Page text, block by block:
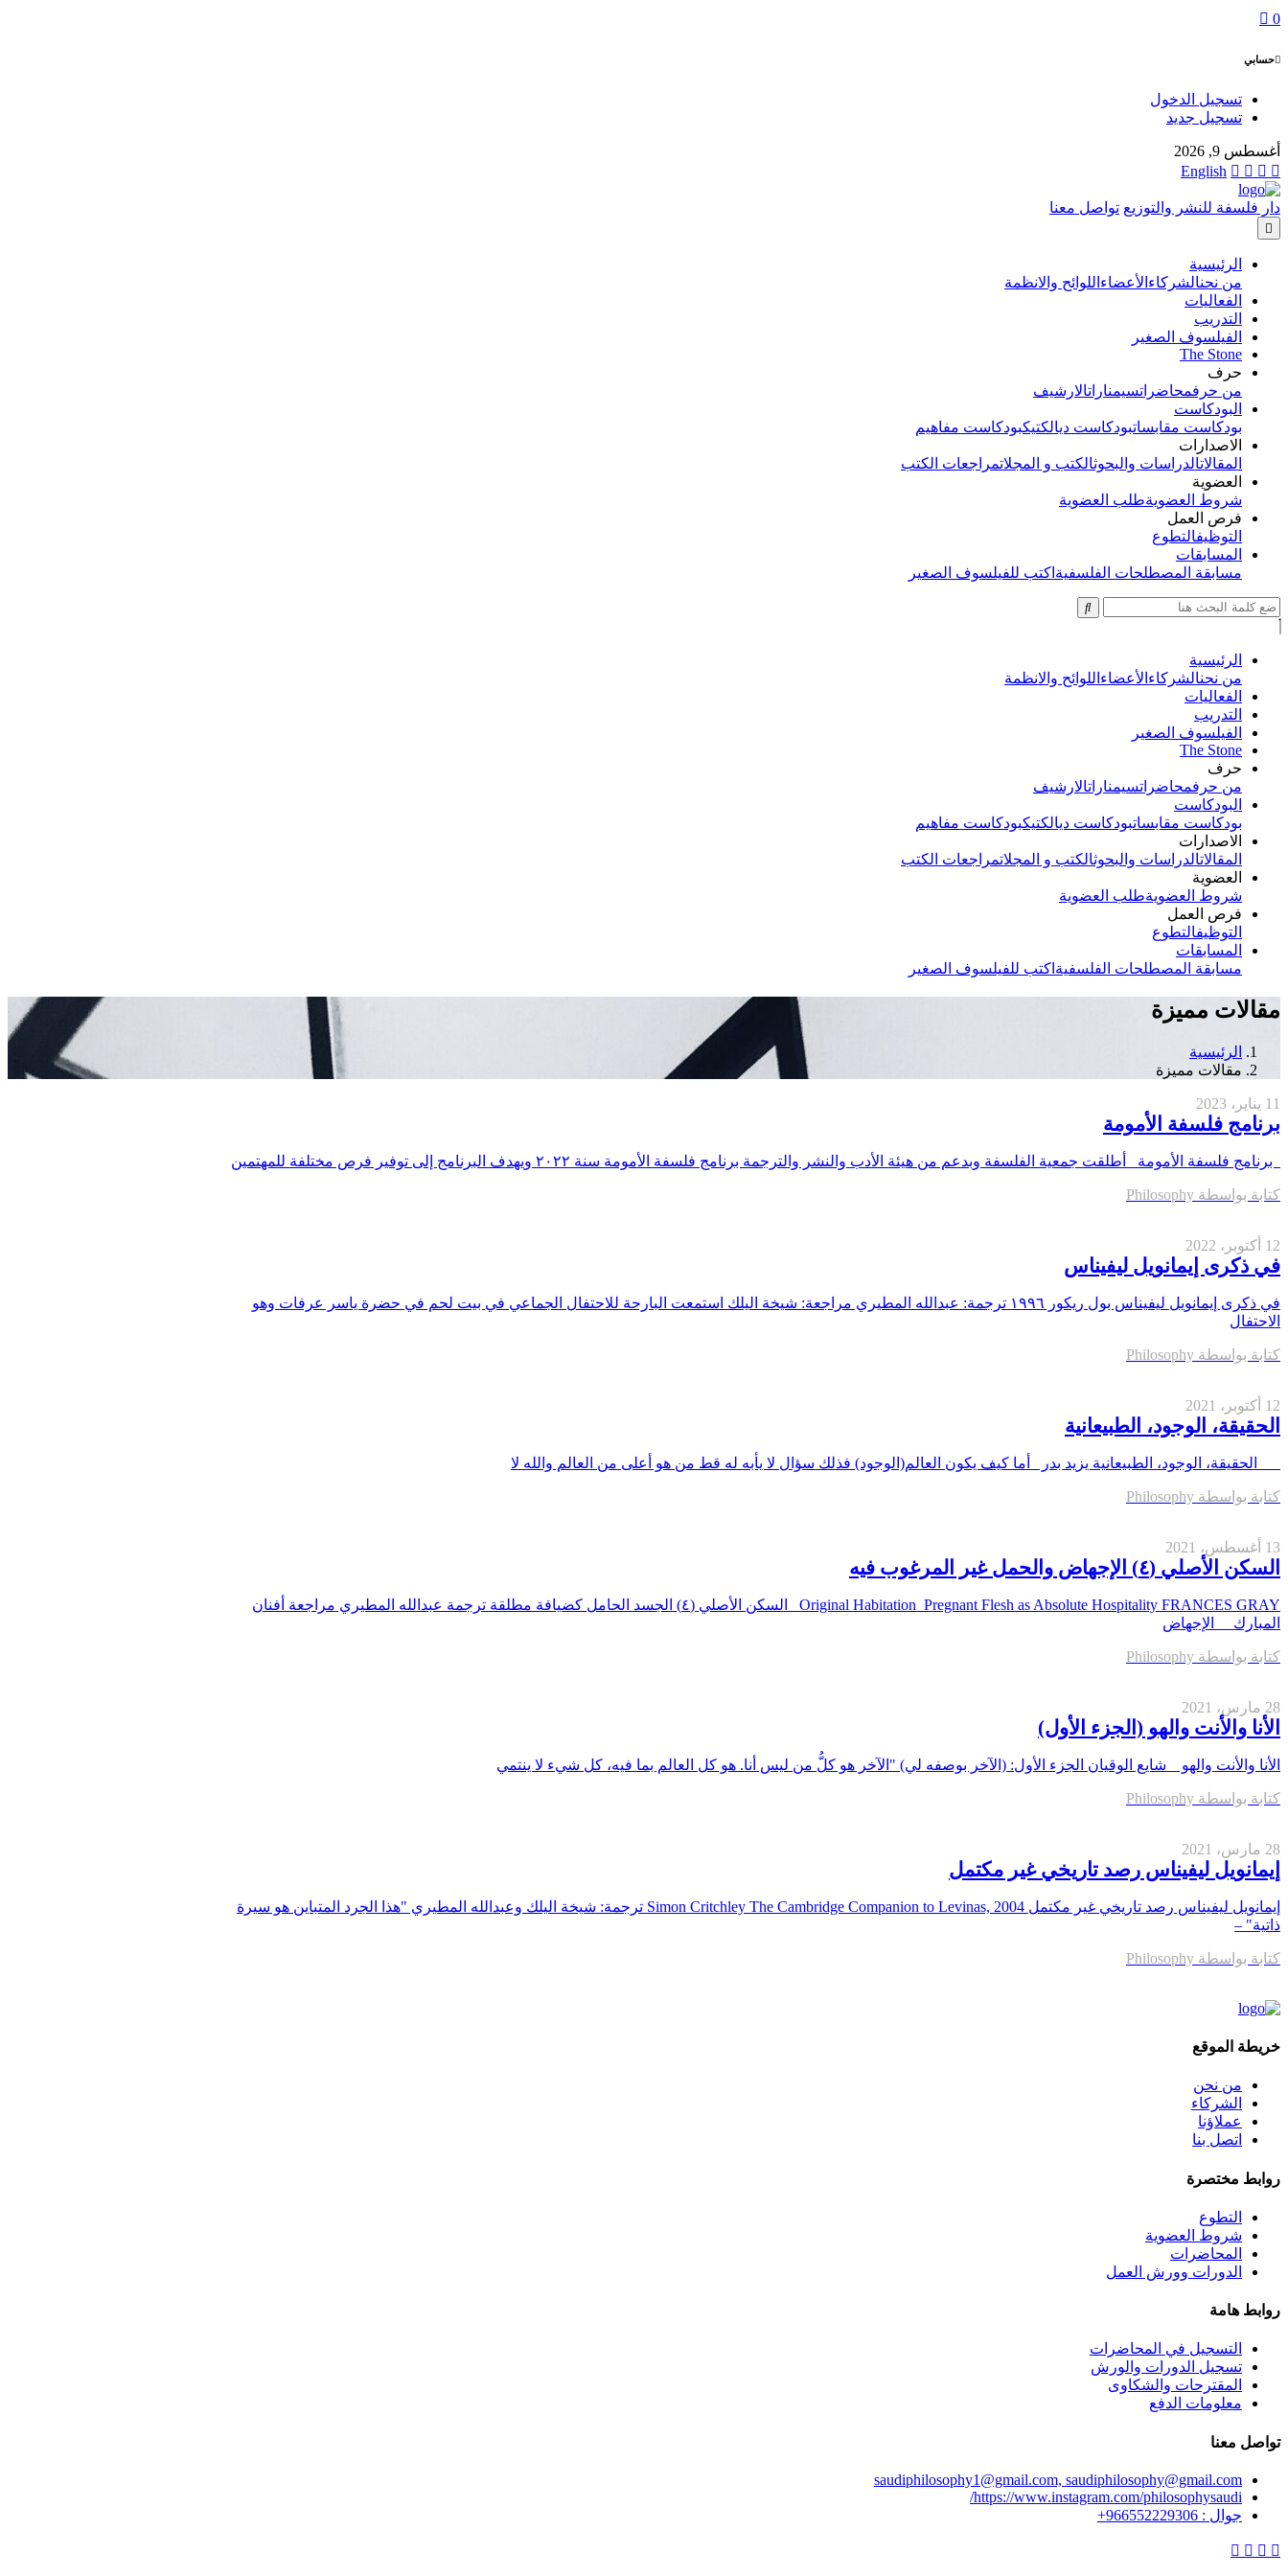
0
حسابي
تسجيل الدخول
تسجيل جديد
أغسطس 9, 2026
English
دار فلسفة للنشر والتوزيع تواصل معنا
الرئيسية
من نحنالشركاء الأعضاء اللوائح والانظمة
الفعاليات
التدريب
الفيلسوف الصغير
The Stone
حرف
من حرفمحاضراتسيمناراتالارشيف
البودكاست
بودكاست مقابساتبودكاست ديالكتيكبودكاست مفاهيم
الاصدارات
المقالاتالدراسات والبحوثالكتب و المجلاتمراجعات الكتب
العضوية
شروط العضويةطلب العضوية
فرص العمل
التوظيفالتطوع
المسابقات
مسابقة المصطلحات الفلسفية اكتب للفيلسوف الصغير
الرئيسية
من نحنالشركاء الأعضاء اللوائح والانظمة
الفعاليات
التدريب
الفيلسوف الصغير
The Stone
حرف
من حرفمحاضراتسيمناراتالارشيف
البودكاست
بودكاست مقابساتبودكاست ديالكتيكبودكاست مفاهيم
الاصدارات
المقالاتالدراسات والبحوثالكتب و المجلاتمراجعات الكتب
العضوية
شروط العضويةطلب العضوية
فرص العمل
التوظيفالتطوع
المسابقات
مسابقة المصطلحات الفلسفية اكتب للفيلسوف الصغير
مقالات مميزة
الرئيسية
مقالات مميزة
11 يناير، 2023
برنامج فلسفة الأمومة
برنامج فلسفة الأمومة أطلقت جمعية الفلسفة وبدعم من هيئة الأدب والنشر والترجمة برنامج فلسفة الأمومة سنة ٢٠٢٢ ويهدف البرنامج إلى توفير فرص مختلفة للمهتمين
كتابة بواسطة
12 أكتوبر، 2022
في ذكرى إيمانويل ليفيناس
في ذكرى إيمانويل ليفيناس بول ريكور ١٩٩٦ ترجمة: عبدالله المطيري مراجعة: شيخة اليلك استمعت البارحة للاحتفال الجماعي في بيت لحم في حضرة ياسر عرفات وهو
الاحتفال
كتابة بواسطة
12 أكتوبر، 2021
الحقيقة، الوجود، الطبيعانية
الحقيقة، الوجود، الطبيعانية يزيد بدر أما كيف يكون العالم(الوجود) فذلك سؤال لا يأبه له قط من هو أعلى من العالم والله لا
كتابة بواسطة
13 أغسطس، 2021
السكن الأصلي (٤) الإجهاض والحمل غير المرغوب فيه
Original Habitation Pregnant Flesh as Absolute Hospitality FRANCES GRAY السكن الأصلي (٤) الجسد الحامل كضيافة مطلقة ترجمة عبدالله المطيري مراجعة أفنان
المبارك الإجهاض
كتابة بواسطة
28 مارس، 2021
الأنا والأنت والهو (الجزء الأول)
الأنا والأنت والهو شايع الوقيان الجزء الأول: (الآخر بوصفه لي) "الآخر هو كلُّ من ليس أنا. هو كل العالم بما فيه، كل شيء لا ينتمي
كتابة بواسطة
28 مارس، 2021
إيمانويل ليفيناس رصد تاريخي غير مكتمل
إيمانويل ليفيناس رصد تاريخي غير مكتمل Simon Critchley The Cambridge Companion to Levinas, 2004 ترجمة: شيخة اليلك وعبدالله المطيري "هذا الجرد المتباين هو سيرة
ذاتية" –
كتابة بواسطة
خريطة الموقع
من نحن
الشركاء
عملاؤنا
اتصل بنا
روابط مختصرة
التطوع
شروط العضوية
المحاضرات
الدورات وورش العمل
روابط هامة
التسجيل في المحاضرات
تسجيل الدورات والورش
المقترحات والشكاوى
معلومات الدفع
تواصل معنا
saudiphilosophy1@gmail.com, saudiphilosophy@gmail.com
https://www.instagram.com/philosophysaudi/
جوال : 966552229306+